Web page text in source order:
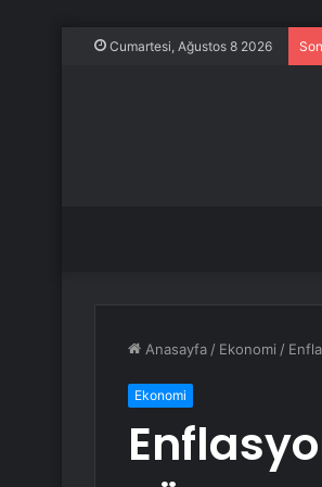
Cumartesi, Ağustos 8 2026
Anasayfa / Ekonomi /
Ekonomi